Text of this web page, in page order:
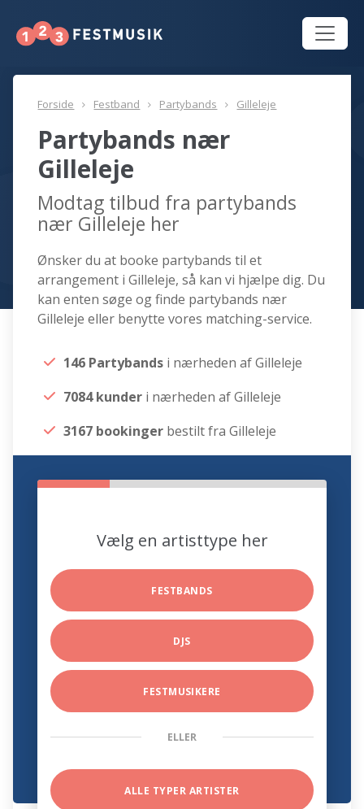
Forside Festband Partybands Gilleleje
Partybands nær
Gilleleje
Modtag tilbud fra partybands
nær Gilleleje her
Ønsker du at booke partybands til et
arrangement i Gilleleje, så kan vi hjælpe dig. Du
kan enten søge og finde partybands nær
Gilleleje eller benytte vores matching-service.
146 Partybands i nærheden af Gilleleje
7084 kunder i nærheden af Gilleleje
3167 bookinger bestilt fra Gilleleje
Vælg en artisttype her
FESTBANDS
DJS
FESTMUSIKERE
ELLER
ALLE TYPER ARTISTER